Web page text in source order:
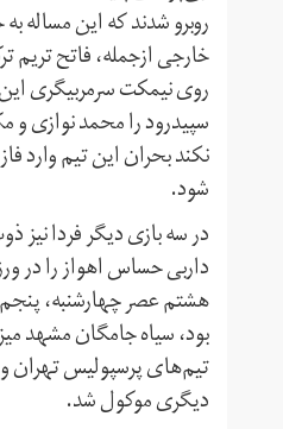
روبرو شدند که این مساله
خارجی ازجمله، فاتح تریم
روی نیمکت سرمربیگری
سپیدرود را محمد نوازی
نکند بحران این تیم وارد
شود.
در سه بازی دیگر فردا
داربی حساس اهواز را در
هشتم عصر چهارشنبه، پنجم
بود، سیاه جامگان مشهد
تیم‌های پرسپولیس تهران
دیگری موکول شد.